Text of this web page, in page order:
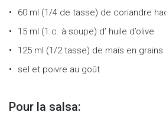
60 ml (1/4 de tasse) de coriandre
15 ml (1 c. à soupe) d’ huile d’olive
125 ml (1/2 tasse) de maïs en grains
sel et poivre au goût
Pour la salsa: